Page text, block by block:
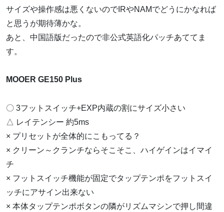
サイズや操作感は悪くないのでIRやNAMでどうにかなれば
と思うが期待薄かな。
あと、中国語版だったので非公式英語化パッチあててま
す。
MOOER GE150 Plus
〇 3フットスイッチ+EXP内蔵の割にサイズ小さい
△ レイテンシー 約5ms
× プリセットが全体的にこもってる？
× クリーン～クランチならそこそこ、ハイゲインはイマイ
チ
× フットスイッチ機能が固定でタップテンポをフットスイ
ッチにアサイン出来ない
× 本体タップテンポボタンの隣がリズムマシンで押し間違